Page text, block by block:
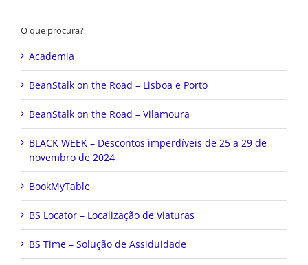
O que procura?
Academia
BeanStalk on the Road – Lisboa e Porto
BeanStalk on the Road – Vilamoura
BLACK WEEK – Descontos imperdíveis de 25 a 29 de
novembro de 2024
BookMyTable
BS Locator – Localização de Viaturas
BS Time – Solução de Assiduidade